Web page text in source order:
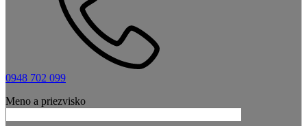
0948 702 099
Meno a priezvisko